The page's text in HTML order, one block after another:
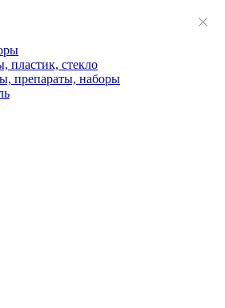
пластик, стекло
препараты, наборы